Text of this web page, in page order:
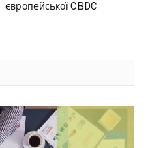
європейської CBDC